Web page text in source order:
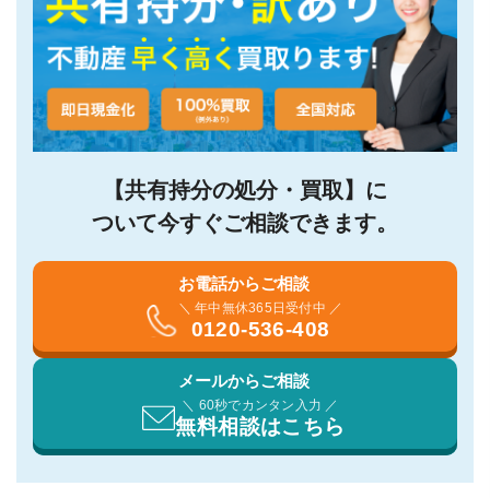
【共有持分の処分・買取】に
ついて今すぐご相談できます。
お電話からご相談
＼ 年中無休365日受付中 ／
0120-536-408
メールからご相談
＼ 60秒でカンタン入力 ／
無料相談はこちら